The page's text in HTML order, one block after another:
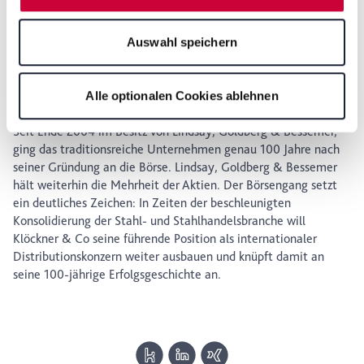
können Sie durch Anklicken von "Details zeigen" oder
Ende der Webseite verlinkt ist, wählen und finden. Je
nach den von Ihnen gewählten Einstellungen oder wenn
Sie die Schaltfläche "Alle optionalen Cookies ablehnen"
wählen, stehen Ihnen möglicherweise einige Funktionen
Einwilligung jederzeit mit Wirkung für die Zukunft in
unserer Datenschutzerklärung oder durch Anklicken des
Datenschutz-Symbols am Ende der Seite widerrufen.
Auswahl speichern
Alle optionalen Cookies ablehnen
Seit 1998 konzentriert sich das Unternehmen wieder auf sein
traditionelles Kerngeschäft, den Stahl- und Metallhandel, und
entwickelte sich zu einem modernen multi metal distributor.
Heute ist die Klöckner & Co-Gruppe in allen wichtigen
Märkten in Europa sowie in Nordamerika mit eigenen
Tochtergesellschaften für ihre Kunden tätig.
Seit Ende 2004 im Besitz von Lindsay, Goldberg & Bessemer,
ging das traditionsreiche Unternehmen genau 100 Jahre nach
seiner Gründung an die Börse. Lindsay, Goldberg & Bessemer
hält weiterhin die Mehrheit der Aktien. Der Börsengang setzt
ein deutliches Zeichen: In Zeiten der beschleunigten
Konsolidierung der Stahl- und Stahlhandelsbranche will
Klöckner & Co seine führende Position als internationaler
Distributionskonzern weiter ausbauen und knüpft damit an
seine 100-jährige Erfolgsgeschichte an.